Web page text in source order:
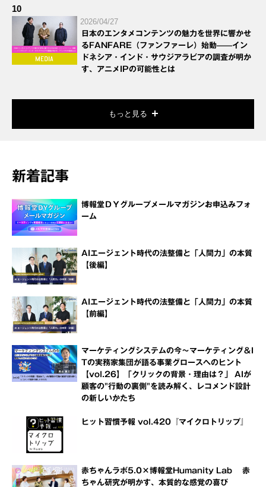
10
2026/04/27
日本のエンタメコンテンツの魅力を世界に響かせ
るFANFARE（ファンファーレ）始動——イン
ドネシア・インド・サウジアラビアの調査が明か
す、アニメIPの可能性とは
もっと見る
新着記事
博報堂ＤＹグループメールマガジンお申込みフォ
ーム
AIエージェント時代の法整備と「人間力」の本質
【後編】
AIエージェント時代の法整備と「人間力」の本質
【前編】
マーケティングシステムの今～マーケティング＆I
Tの実務家集団が語る事業グロースへのヒント
【vol.26】「クリックの背景・理由は？」 AIが
顧客の"行動の裏側"を読み解く、レコメンド設計
の新しいかたち
ヒット習慣予報 vol.420『マイクロトリップ』
赤ちゃんラボ5.0×博報堂Humanity Lab 赤
ちゃん研究が明かす、本質的な感覚の喜び